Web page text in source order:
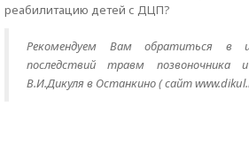
реабилитацию детей с ДЦП?
Рекомендуем Вам обратиться в
последствий травм
В.И.Дикуля в Останкино ( сайт